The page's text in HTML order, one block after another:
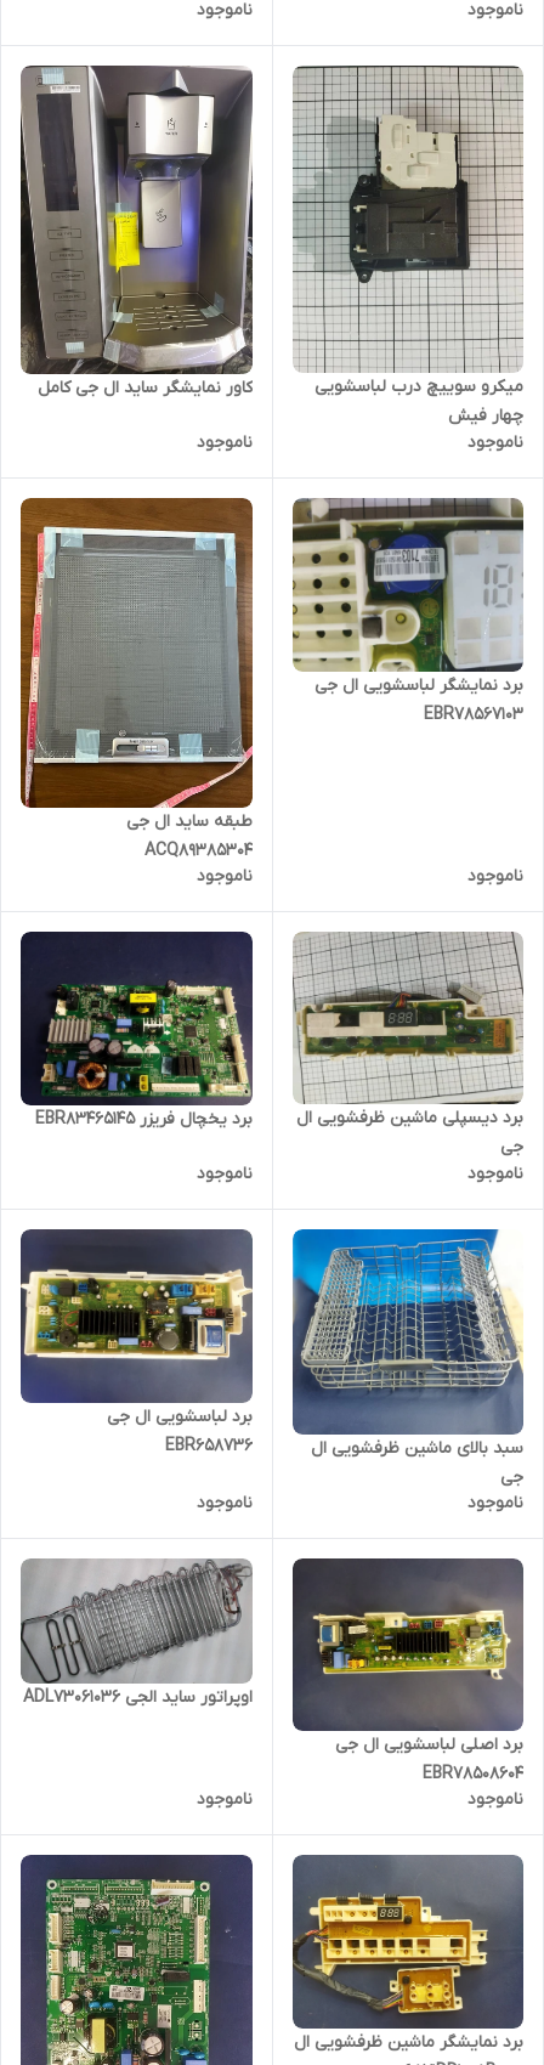
ناموجود
ناموجود
میکرو سوییچ درب لباسشویی
چهار فیش
ناموجود
کاور نمایشگر ساید ال جی کامل
ناموجود
برد نمایشگر لباسشویی ال جی
EBR78567103
ناموجود
طبقه ساید ال جی
ACQ89385304
ناموجود
برد دیسپلی ماشین ظرفشویی ال
جی
ناموجود
برد یخچال فریزر EBR83465145
ناموجود
سبد بالای ماشین ظرفشویی ال
جی
ناموجود
برد لباسشویی ال جی
EBR658736
ناموجود
برد اصلی لباسشویی ال جی
EBR78508604
ناموجود
اوپراتور ساید الجی ADL73061036
ناموجود
برد نمایشگر ماشین ظرفشویی ال